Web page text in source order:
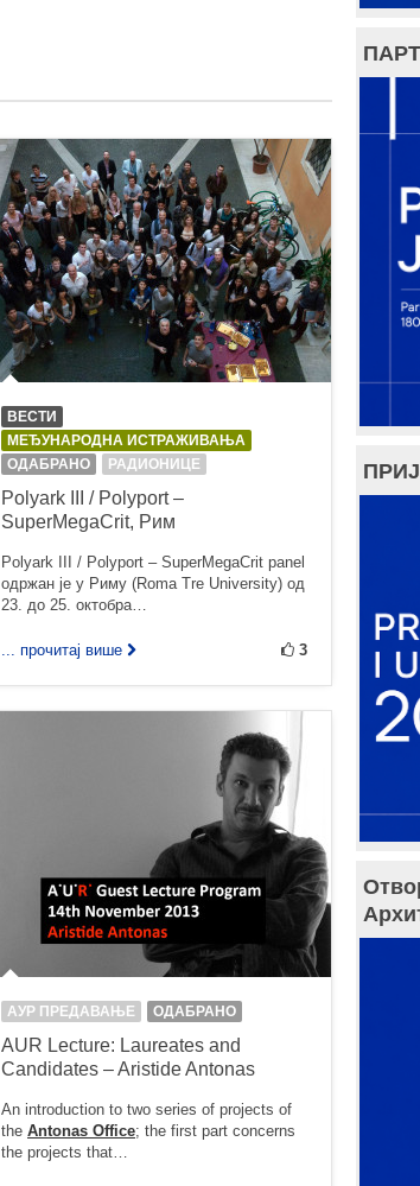
ВЕСТИ
МЕЂУНАРОДНА ИСТРАЖИВАЊА
ОДАБРАНО
РАДИОНИЦЕ
Polyark III / Polyport –
SuperMegaCrit, Рим
Polyark III / Polyport – SuperMegaCrit panel
одржан је у Риму (Roma Tre University) од
23. до 25. октобра…
... прочитај више 3
АУР ПРЕДАВАЊЕ ОДАБРАНО
AUR Lecture: Laureates and
Candidates – Aristide Antonas
An introduction to two series of projects of
the Antonas Office; the first part concerns
the projects that…